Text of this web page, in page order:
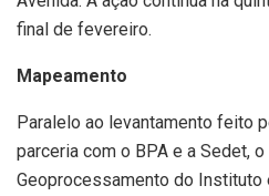
final de fevereiro.
Mapeamento
Paralelo ao levantamento feito
parceria com o BPA e a Sedet,
Geoprocessamento do Instituto